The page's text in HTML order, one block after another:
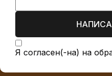
Я согласен(-на) на